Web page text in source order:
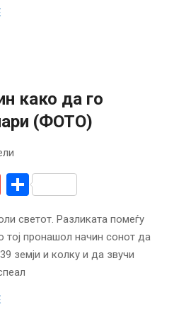
како да го
(ФОТО)
GmailShare
светот. Разликата помеѓу
тој пронашол начин сонот да
земји и колку и да звучи